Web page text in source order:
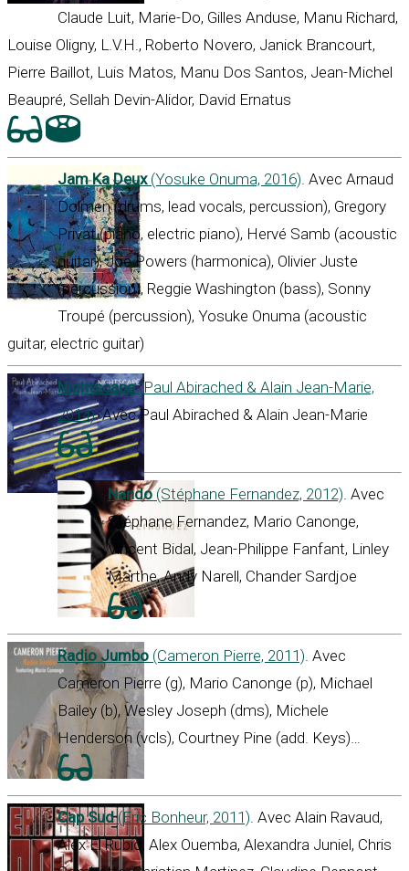
Claude Luit, Marie-Do, Gilles Anduse, Manu Richard,
Louise Oligny, L.V.H., Roberto Novero, Janick Brancourt,
Pierre Baillot, Luis Matos, Manu Dos Santos, Jean-Michel
Beaupré, Sellah Devin-Alidor, David Ernatus
Jam Ka Deux(Yosuke Onuma, 2016). Avec Arnaud
Dolmen (drums, lead vocals, percussion), Gregory
Privat (piano, electric piano), Hervé Samb (acoustic
guitar), Joe Powers (harmonica), Olivier Juste
(percussion), Reggie Washington (bass), Sonny
Troupé (percussion), Yosuke Onuma (acoustic
guitar, electric guitar)
Nightscape(Paul Abirached & Alain Jean-Marie,
2014). Avec Paul Abirached & Alain Jean-Marie
Nando(Stéphane Fernandez, 2012). Avec
Stéphane Fernandez, Mario Canonge,
Vincent Bidal, Jean-Philippe Fanfant, Linley
Marthe, Andy Narell, Chander Sardjoe
Radio Jumbo (Cameron Pierre, 2011). Avec
Cameron Pierre (g), Mario Canonge (p), Michael
Bailey (b), Wesley Joseph (dms), Michele
Henderson (vcls), Courtney Pine (add. Keys)…
Cap Sud(Eric Bonheur, 2011). Avec Alain Ravaud,
Alex El Rubio, Alex Ouemba, Alexandra Juniel, Chris